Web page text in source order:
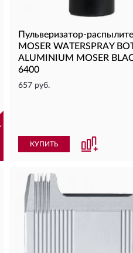
Пульверизатор-
MOSER WATERSPRAY
ALUMINIUM MOSER
6400
657 руб.
КУПИТЬ